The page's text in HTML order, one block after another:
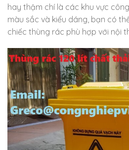
hay thậm chí là các khu vực
màu sắc và kiểu dáng, bạn có
chiếc thùng rác phù hợp với nội